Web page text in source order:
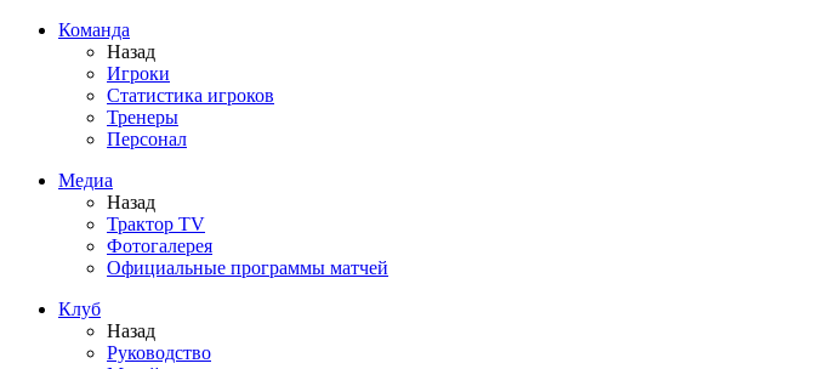
Команда
Назад
Игроки
Статистика игроков
Тренеры
Персонал
Медиа
Назад
Трактор TV
Фотогалерея
Официальные программы матчей
Клуб
Назад
Руководство